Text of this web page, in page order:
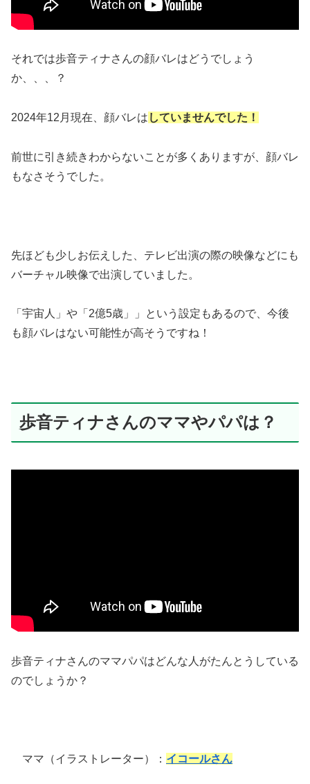
それでは歩音ティナさんの顔バレはどうでしょう
か、、、？
2024年12月現在、顔バレは していませんでした！
前世に引き続きわからないことが多くありますが、顔バレ
もなさそうでした。
先ほども少しお伝えした、テレビ出演の際の映像などにも
バーチャル映像で出演していました。
「宇宙人」や「2億5歳」」という設定もあるので、今後
も顔バレはない可能性が高そうですね！
歩音ティナさんのママやパパは？
歩音ティナさんのママパパはどんな人がたんとうしている
のでしょうか？
ママ（イラストレーター）： イコールさん